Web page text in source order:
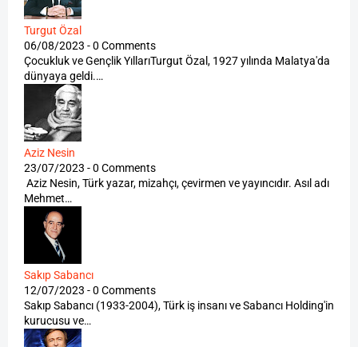
Turgut Özal
06/08/2023 - 0 Comments
Çocukluk ve Gençlik YıllarıTurgut Özal, 1927 yılında Malatya'da
dünyaya geldi.…
Aziz Nesin
23/07/2023 - 0 Comments
Aziz Nesin, Türk yazar, mizahçı, çevirmen ve yayıncıdır. Asıl adı
Mehmet…
Sakıp Sabancı
12/07/2023 - 0 Comments
Sakıp Sabancı (1933-2004), Türk iş insanı ve Sabancı Holding'in
kurucusu ve…